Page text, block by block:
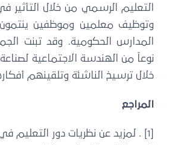
التعليم الرسمي من خلال التأثير
وتوظيف معلمين وموظفين
المدارس الحكومية. وقد تبنت
نوعاً من الهندسة الاجتماعية لصناعة
خلال ترسيخ الناشئة وتلقينهم
المراجع
[1] . لمزيد عن نظريات دور التعليم